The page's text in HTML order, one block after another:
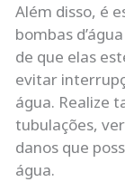
Além disso, é
bombas
de que elas
evitar
água. Realize
tubulações,
danos que
água.